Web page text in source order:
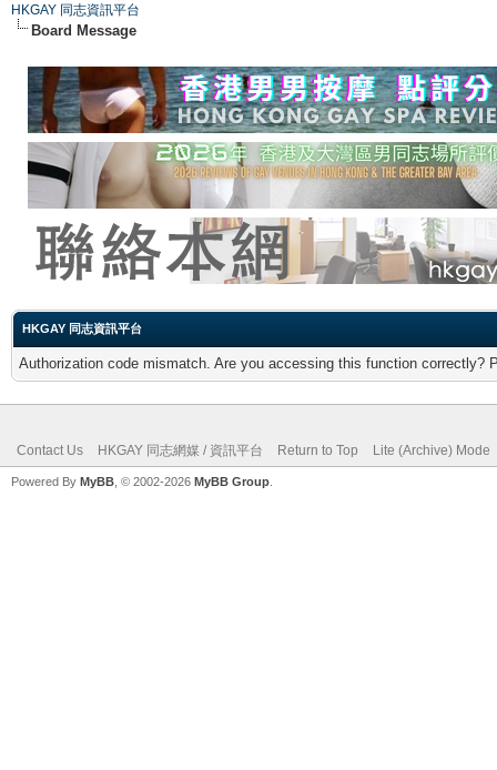
HKGAY 同志資訊平台
Board Message
HKGAY 同志資訊平台
Authorization code mismatch. Are you accessing this function correctly?
Contact Us HKGAY 同志網媒 / 資訊平台 Return to Top Lite (Archive) Mode
Powered By MyBB , © 2002-2026 MyBB Group